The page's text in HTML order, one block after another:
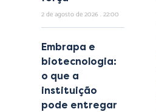
2 de agosto de 2026 22:00
Embrapa e
biotecnologia:
o que a
instituição
pode entregar